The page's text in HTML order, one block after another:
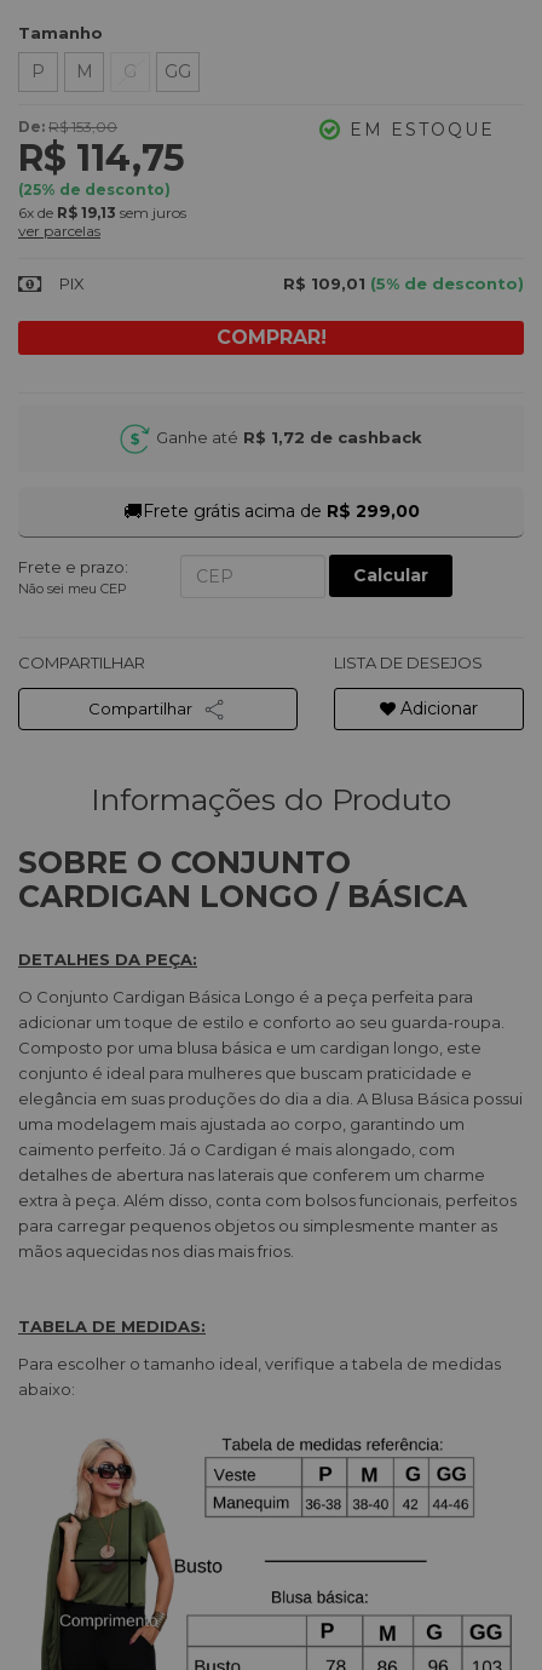
Tamanho
P M G GG
De: R$ 153,00
R$ 114,75
(25% de desconto)
6x de R$ 19,13 sem juros
ver parcelas
EM ESTOQUE
PIX R$ 109,01 (5% de desconto)
Ganhe até R$ 1,72 de cashback
🚚Frete grátis acima de R$ 299,00
Frete e prazo:
Não sei meu CEP
Calcular
COMPARTILHAR
Compartilhar
LISTA DE DESEJOS
Adicionar
Informações do Produto
SOBRE O CONJUNTO
CARDIGAN LONGO / BÁSICA
DETALHES DA PEÇA:
O Conjunto Cardigan Básica Longo é a peça perfeita para
adicionar um toque de estilo e conforto ao seu guarda-roupa.
Composto por uma blusa básica e um cardigan longo, este
conjunto é ideal para mulheres que buscam praticidade e
elegância em suas produções do dia a dia. A Blusa Básica possui
uma modelagem mais ajustada ao corpo, garantindo um
caimento perfeito. Já o Cardigan é mais alongado, com
detalhes de abertura nas laterais que conferem um charme
extra à peça. Além disso, conta com bolsos funcionais, perfeitos
para carregar pequenos objetos ou simplesmente manter as
mãos aquecidas nos dias mais frios.
TABELA DE MEDIDAS:
Para escolher o tamanho ideal, verifique a tabela de medidas
abaixo: